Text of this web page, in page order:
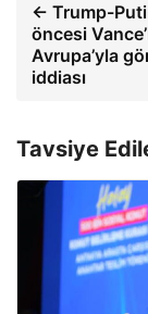
← Trump-
öncesi
Avrupa’yla
iddiası
Tavsiye